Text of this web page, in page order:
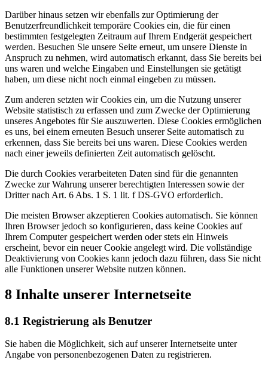
Darüber hinaus setzen wir ebenfalls zur Optimierung der
Benutzerfreundlichkeit temporäre Cookies ein, die für einen
bestimmten festgelegten Zeitraum auf Ihrem Endgerät gespeichert
werden. Besuchen Sie unsere Seite erneut, um unsere Dienste in
Anspruch zu nehmen, wird automatisch erkannt, dass Sie bereits bei
uns waren und welche Eingaben und Einstellungen sie getätigt
haben, um diese nicht noch einmal eingeben zu müssen.
Zum anderen setzten wir Cookies ein, um die Nutzung unserer
Website statistisch zu erfassen und zum Zwecke der Optimierung
unseres Angebotes für Sie auszuwerten. Diese Cookies ermöglichen
es uns, bei einem erneuten Besuch unserer Seite automatisch zu
erkennen, dass Sie bereits bei uns waren. Diese Cookies werden
nach einer jeweils definierten Zeit automatisch gelöscht.
Die durch Cookies verarbeiteten Daten sind für die genannten
Zwecke zur Wahrung unserer berechtigten Interessen sowie der
Dritter nach Art. 6 Abs. 1 S. 1 lit. f DS-GVO erforderlich.
Die meisten Browser akzeptieren Cookies automatisch. Sie können
Ihren Browser jedoch so konfigurieren, dass keine Cookies auf
Ihrem Computer gespeichert werden oder stets ein Hinweis
erscheint, bevor ein neuer Cookie angelegt wird. Die vollständige
Deaktivierung von Cookies kann jedoch dazu führen, dass Sie nicht
alle Funktionen unserer Website nutzen können.
8 Inhalte unserer Internetseite
8.1 Registrierung als Benutzer
Sie haben die Möglichkeit, sich auf unserer Internetseite unter
Angabe von personenbezogenen Daten zu registrieren.